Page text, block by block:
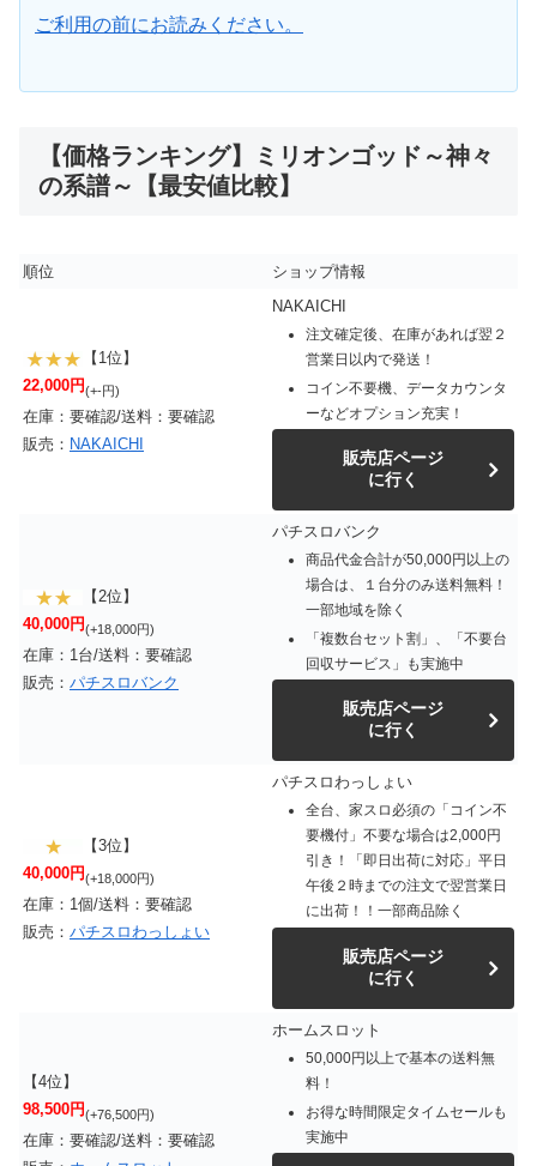
ご利用の前にお読みください。
【価格ランキング】ミリオンゴッド～神々
の系譜～【最安値比較】
順位 ショップ情報
【1位】
22,000円(+-円)
在庫：要確認/送料：要確認
販売： NAKAICHI
NAKAICHI
注文確定後、在庫があれば翌２
営業日以内で発送！
コイン不要機、データカウンタ
ーなどオプション充実！
販売店ページ
に行く
【2位】
40,000円(+18,000円)
在庫：1台/送料：要確認
販売： パチスロバンク
パチスロバンク
商品代金合計が50,000円以上の
場合は、１台分のみ送料無料！
一部地域を除く
「複数台セット割」、「不要台
回収サービス」も実施中
販売店ページ
に行く
【3位】
40,000円(+18,000円)
在庫：1個/送料：要確認
販売： パチスロわっしょい
パチスロわっしょい
全台、家スロ必須の「コイン不
要機付」不要な場合は2,000円
引き！「即日出荷に対応」平日
午後２時までの注文で翌営業日
に出荷！！一部商品除く
販売店ページ
に行く
【4位】
98,500円(+76,500円)
在庫：要確認/送料：要確認
ホームスロット
50,000円以上で基本の送料無
料！
お得な時間限定タイムセールも
実施中